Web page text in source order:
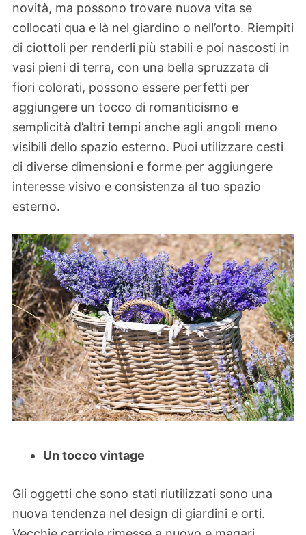
novità, ma possono trovare nuova vita se
collocati qua e là nel giardino o nell’orto. Riempiti
di ciottoli per renderli più stabili e poi nascosti in
vasi pieni di terra, con una bella spruzzata di
fiori colorati, possono essere perfetti per
aggiungere un tocco di romanticismo e
semplicità d’altri tempi anche agli angoli meno
visibili dello spazio esterno. Puoi utilizzare cesti
di diverse dimensioni e forme per aggiungere
interesse visivo e consistenza al tuo spazio
esterno.
Un tocco vintage
Gli oggetti che sono stati riutilizzati sono una
nuova tendenza nel design di giardini e orti.